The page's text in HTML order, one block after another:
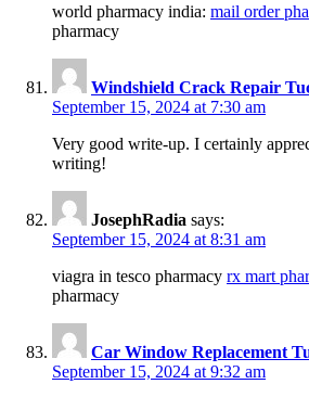
world pharmacy india: mail order
pharmacy
Windshield Crack Repair
September 15, 2024 at 7:30 am
Very good write-up. I certainly
writing!
JosephRadia says:
September 15, 2024 at 8:31 am
viagra in tesco pharmacy rx mart
pharmacy
Car Window Replacement
September 15, 2024 at 9:32 am